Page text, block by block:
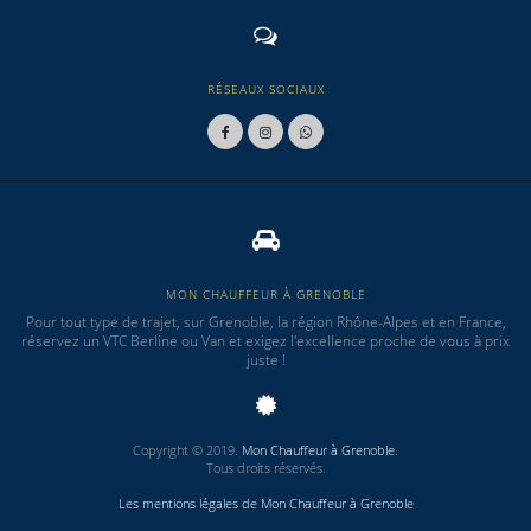
RÉSEAUX SOCIAUX
MON CHAUFFEUR À GRENOBLE
Pour tout type de trajet, sur Grenoble, la région Rhône-Alpes et en France,
réservez un VTC Berline ou Van et exigez l'excellence proche de vous à prix
juste !
Copyright © 2019. Mon Chauffeur à Grenoble.
Tous droits réservés.
Les mentions légales de Mon Chauffeur à Grenoble